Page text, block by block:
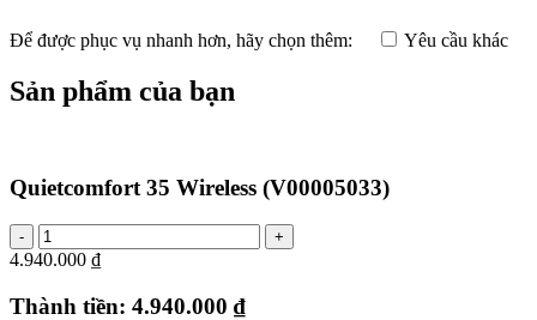
Để được phục vụ nhanh hơn, hãy chọn thêm: Yêu cầu khác
Sản phẩm của bạn
Quietcomfort 35 Wireless (V00005033)
4.940.000 ₫
Thành tiền: 4.940.000 ₫